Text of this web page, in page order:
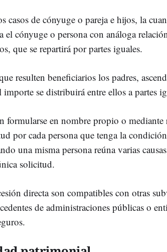
casos de cónyuge o pareja e hijos, la
el cónyuge o persona con análoga
que se repartirá por partes iguales.
resulten beneficiarios los padres,
se distribuirá entre ellos a partes
formularse en nombre propio o mediante
por cada persona que tenga la
una misma persona reúna varias
solicitud.
directa son compatibles con otras
de administraciones públicas o